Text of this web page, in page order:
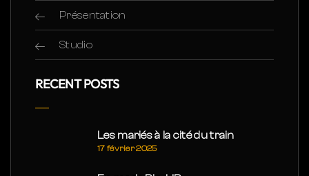
Présentation
Studio
RECENT POSTS
Les mariés à la cité du train
17 février 2025